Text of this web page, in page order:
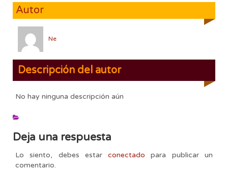
Autor
Ne
Descripción del autor
No hay ninguna descripción aún
Deja una respuesta
Lo siento, debes estarconectado para publicar un
comentario.